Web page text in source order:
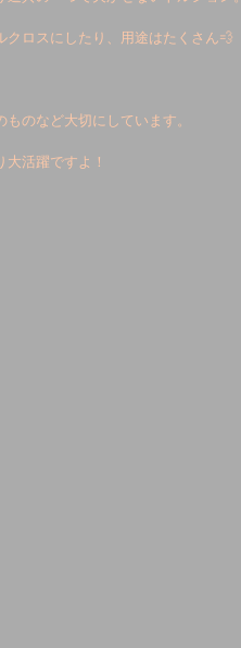
ロスにしたり、用途はたくさん💨
のなど大切にしています。
活躍ですよ！